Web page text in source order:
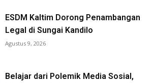
ESDM Kaltim Dorong Penambangan
Legal di Sungai Kandilo
Agustus 9, 2026
Belajar dari Polemik Media Sosial,